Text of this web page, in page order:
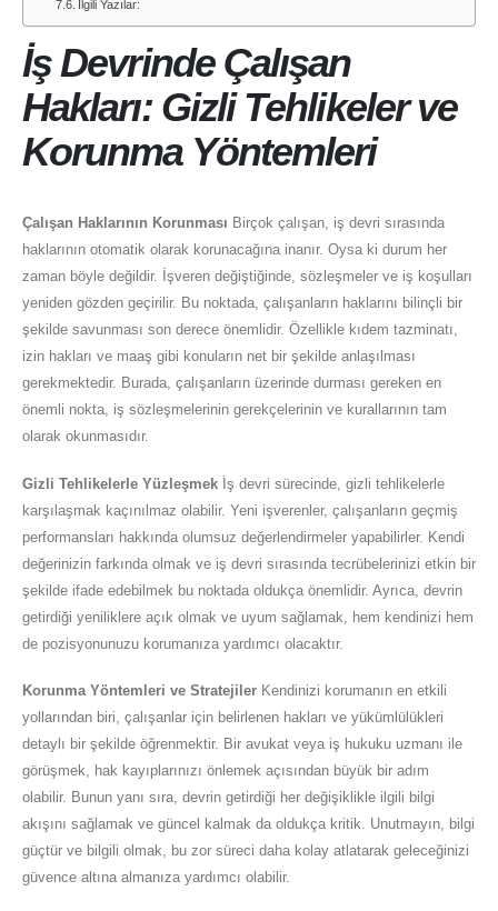
İlgili Yazılar:
İş Devrinde Çalışan
Hakları: Gizli Tehlikeler ve
Korunma Yöntemleri
Çalışan Haklarının Korunması Birçok çalışan, iş devri sırasında
haklarının otomatik olarak korunacağına inanır. Oysa ki durum her
zaman böyle değildir. İşveren değiştiğinde, sözleşmeler ve iş koşulları
yeniden gözden geçirilir. Bu noktada, çalışanların haklarını bilinçli bir
şekilde savunması son derece önemlidir. Özellikle kıdem tazminatı,
izin hakları ve maaş gibi konuların net bir şekilde anlaşılması
gerekmektedir. Burada, çalışanların üzerinde durması gereken en
önemli nokta, iş sözleşmelerinin gerekçelerinin ve kurallarının tam
olarak okunmasıdır.
Gizli Tehlikelerle Yüzleşmek İş devri sürecinde, gizli tehlikelerle
karşılaşmak kaçınılmaz olabilir. Yeni işverenler, çalışanların geçmiş
performansları hakkında olumsuz değerlendirmeler yapabilirler. Kendi
değerinizin farkında olmak ve iş devri sırasında tecrübelerinizi etkin bir
şekilde ifade edebilmek bu noktada oldukça önemlidir. Ayrıca, devrin
getirdiği yeniliklere açık olmak ve uyum sağlamak, hem kendinizi hem
de pozisyonunuzu korumanıza yardımcı olacaktır.
Korunma Yöntemleri ve Stratejiler Kendinizi korumanın en etkili
yollarından biri, çalışanlar için belirlenen hakları ve yükümlülükleri
detaylı bir şekilde öğrenmektir. Bir avukat veya iş hukuku uzmanı ile
görüşmek, hak kayıplarınızı önlemek açısından büyük bir adım
olabilir. Bunun yanı sıra, devrin getirdiği her değişiklikle ilgili bilgi
akışını sağlamak ve güncel kalmak da oldukça kritik. Unutmayın, bilgi
güçtür ve bilgili olmak, bu zor süreci daha kolay atlatarak geleceğinizi
güvence altına almanıza yardımcı olabilir.